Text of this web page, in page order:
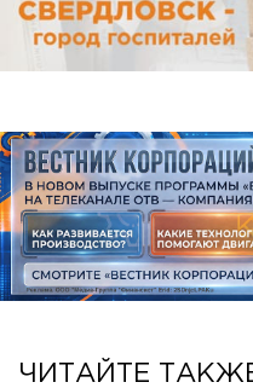
ЧИТАЙТЕ